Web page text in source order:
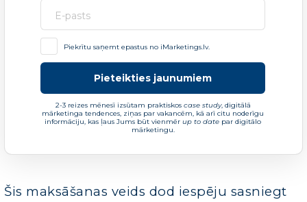
Piekrītu saņemt epastus no iMarketings.lv.
Pieteikties jaunumiem
2-3 reizes mēnesī izsūtam praktiskos case study, digitālā
mārketinga tendences, ziņas par vakancēm, kā arī citu noderīgu
informāciju, kas ļaus Jums būt vienmēr up to date par digitālo
mārketingu.
Šis maksāšanas veids dod iespēju sasniegt